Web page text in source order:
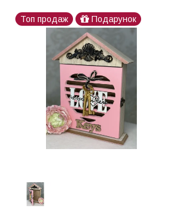
Топ продаж Подарунок